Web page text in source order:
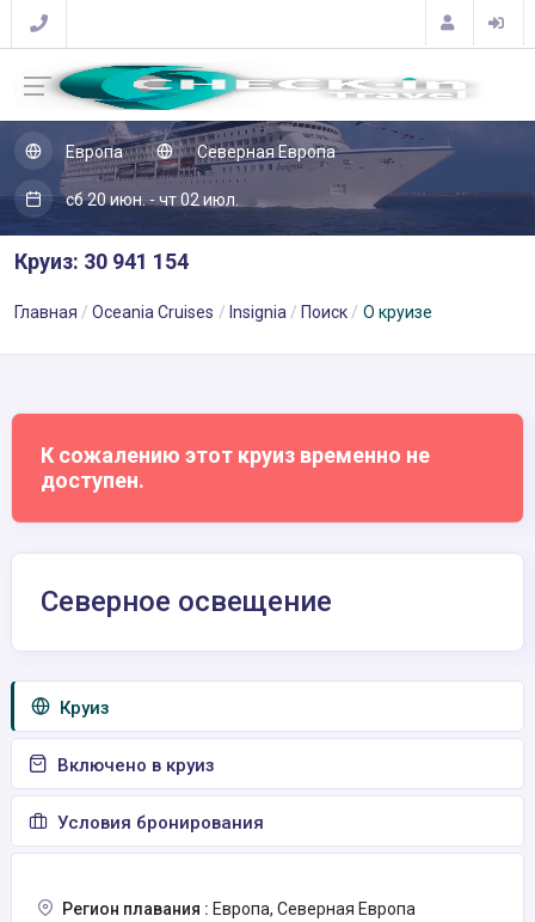
Европа Северная Европа
сб 20 июн. - чт 02 июл.
Круиз: 30 941 154
Главная Oceania Cruises Insignia Поиск О круизе
К сожалению этот круиз временно не
доступен.
Северное освещение
Круиз
Включено в круиз
Условия бронирования
Регион плавания : Европа, Северная Европа